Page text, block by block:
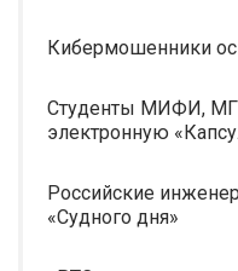
Кибермошенники
Студенты МИФИ,
электронную
Российские
«Судного дня»